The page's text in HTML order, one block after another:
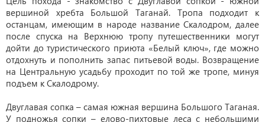
вершиной хребта Большой Таганай. Тропа подходит к
останцам, имеющим в народе название Скалодром, далее
после спуска на Верхнюю тропу путешественники могут
дойти до туристического приюта «Белый ключ», где можно
отдохнуть и пополнить запас питьевой воды. Возвращение
на Центральную усадьбу проходит по той же тропе, минуя
подъем к Скалодрому.
Двуглавая сопка – самая южная вершина Большого Таганая.
У подножья сопки – елово-пихтовые леса с небольшими